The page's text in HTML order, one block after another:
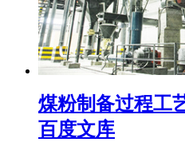
煤粉制备过程工
百度文库